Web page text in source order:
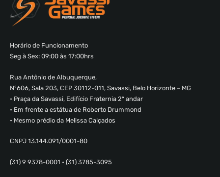
Horário de Funcionamento
Seg à Sex: 09:00 às 17:00hrs
Rua Antônio de Albuquerque,
Nº606, Sala 203, CEP 30112-011, Savassi, Belo Horizonte – MG
• Praça da Savassi, Edifício Fraternia 2º andar
• Em frente a estátua de Roberto Drummond
• Mesmo prédio da Melissa Calçados
CNPJ 13.144.091/0001-80
(31) 9 9378-0001 • (31) 3785-3095